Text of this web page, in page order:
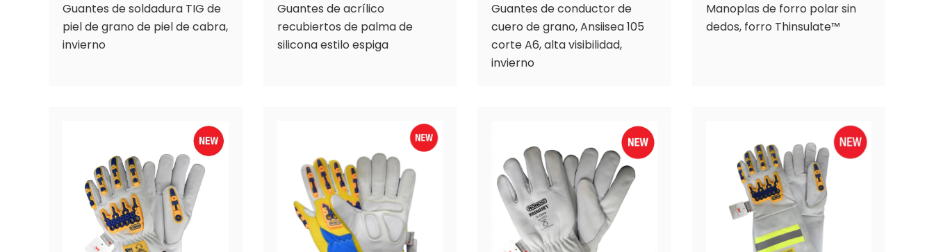
Guantes de soldadura TIG de
piel de grano de piel de cabra,
invierno
Guantes de acrílico
recubiertos de palma de
silicona estilo espiga
Guantes de conductor de
cuero de grano, Ansiisea 105
corte A6, alta visibilidad,
invierno
Manoplas de forro polar sin
dedos, forro Thinsulate™